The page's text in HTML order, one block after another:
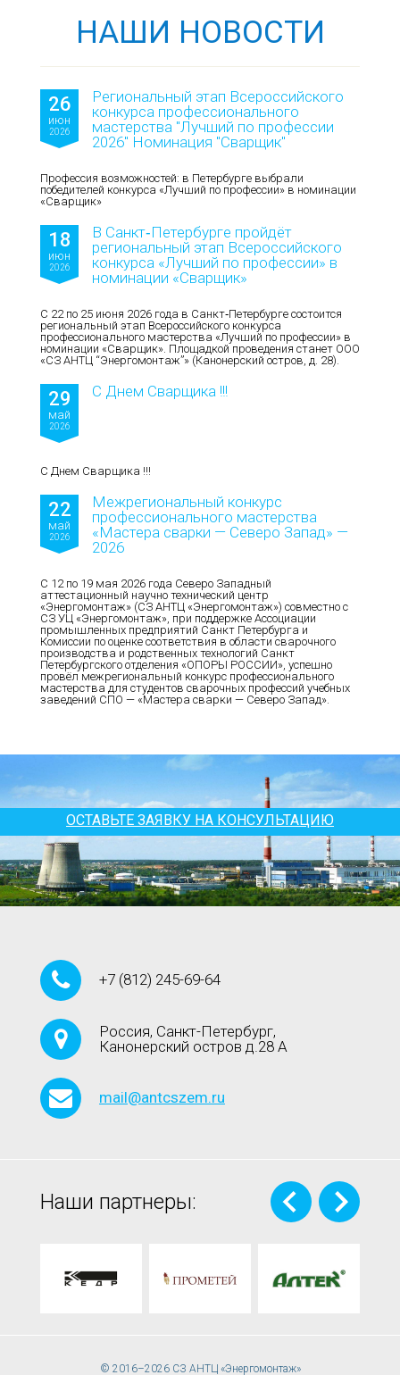
НАШИ НОВОСТИ
26
июн
2026
Региональный этап Всероссийского
конкурса профессионального
мастерства "Лучший по профессии
2026" Номинация "Сварщик"
Профессия возможностей: в Петербурге выбрали
победителей конкурса «Лучший по профессии» в номинации
«Сварщик»
18
июн
2026
В Санкт‑Петербурге пройдёт
региональный этап Всероссийского
конкурса «Лучший по профессии» в
номинации «Сварщик»
С 22 по 25 июня 2026 года в Санкт‑Петербурге состоится
региональный этап Всероссийского конкурса
профессионального мастерства «Лучший по профессии» в
номинации «Сварщик». Площадкой проведения станет ООО
«СЗ АНТЦ “Энергомонтаж”» (Канонерский остров, д. 28).
29
май
2026
С Днем Сварщика !!!
С Днем Сварщика !!!
22
май
2026
Межрегиональный конкурс
профессионального мастерства
«Мастера сварки — Северо Запад» —
2026
С 12 по 19 мая 2026 года Северо Западный
аттестационный научно технический центр
«Энергомонтаж» (СЗ АНТЦ «Энергомонтаж») совместно с
СЗ УЦ «Энергомонтаж», при поддержке Ассоциации
промышленных предприятий Санкт Петербурга и
Комиссии по оценке соответствия в области сварочного
производства и родственных технологий Санкт
Петербургского отделения «ОПОРЫ РОССИИ», успешно
провёл межрегиональный конкурс профессионального
мастерства для студентов сварочных профессий учебных
заведений СПО — «Мастера сварки — Северо Запад».
ОСТАВЬТЕ ЗАЯВКУ НА КОНСУЛЬТАЦИЮ
+7 (812) 245-69-64
Россия, Санкт-Петербург,
Канонерский остров д.28 А
mail@antcszem.ru
Наши партнеры:
© 2016–2026 СЗ АНТЦ «Энергомонтаж»